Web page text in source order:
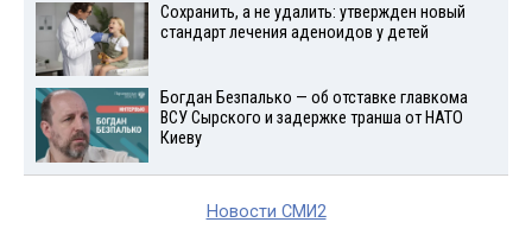
Сохранить, а не удалить: утвержден новый
стандарт лечения аденоидов у детей
Богдан Безпалько — об отставке главкома
ВСУ Сырского и задержке транша от НАТО
Киеву
Новости СМИ2